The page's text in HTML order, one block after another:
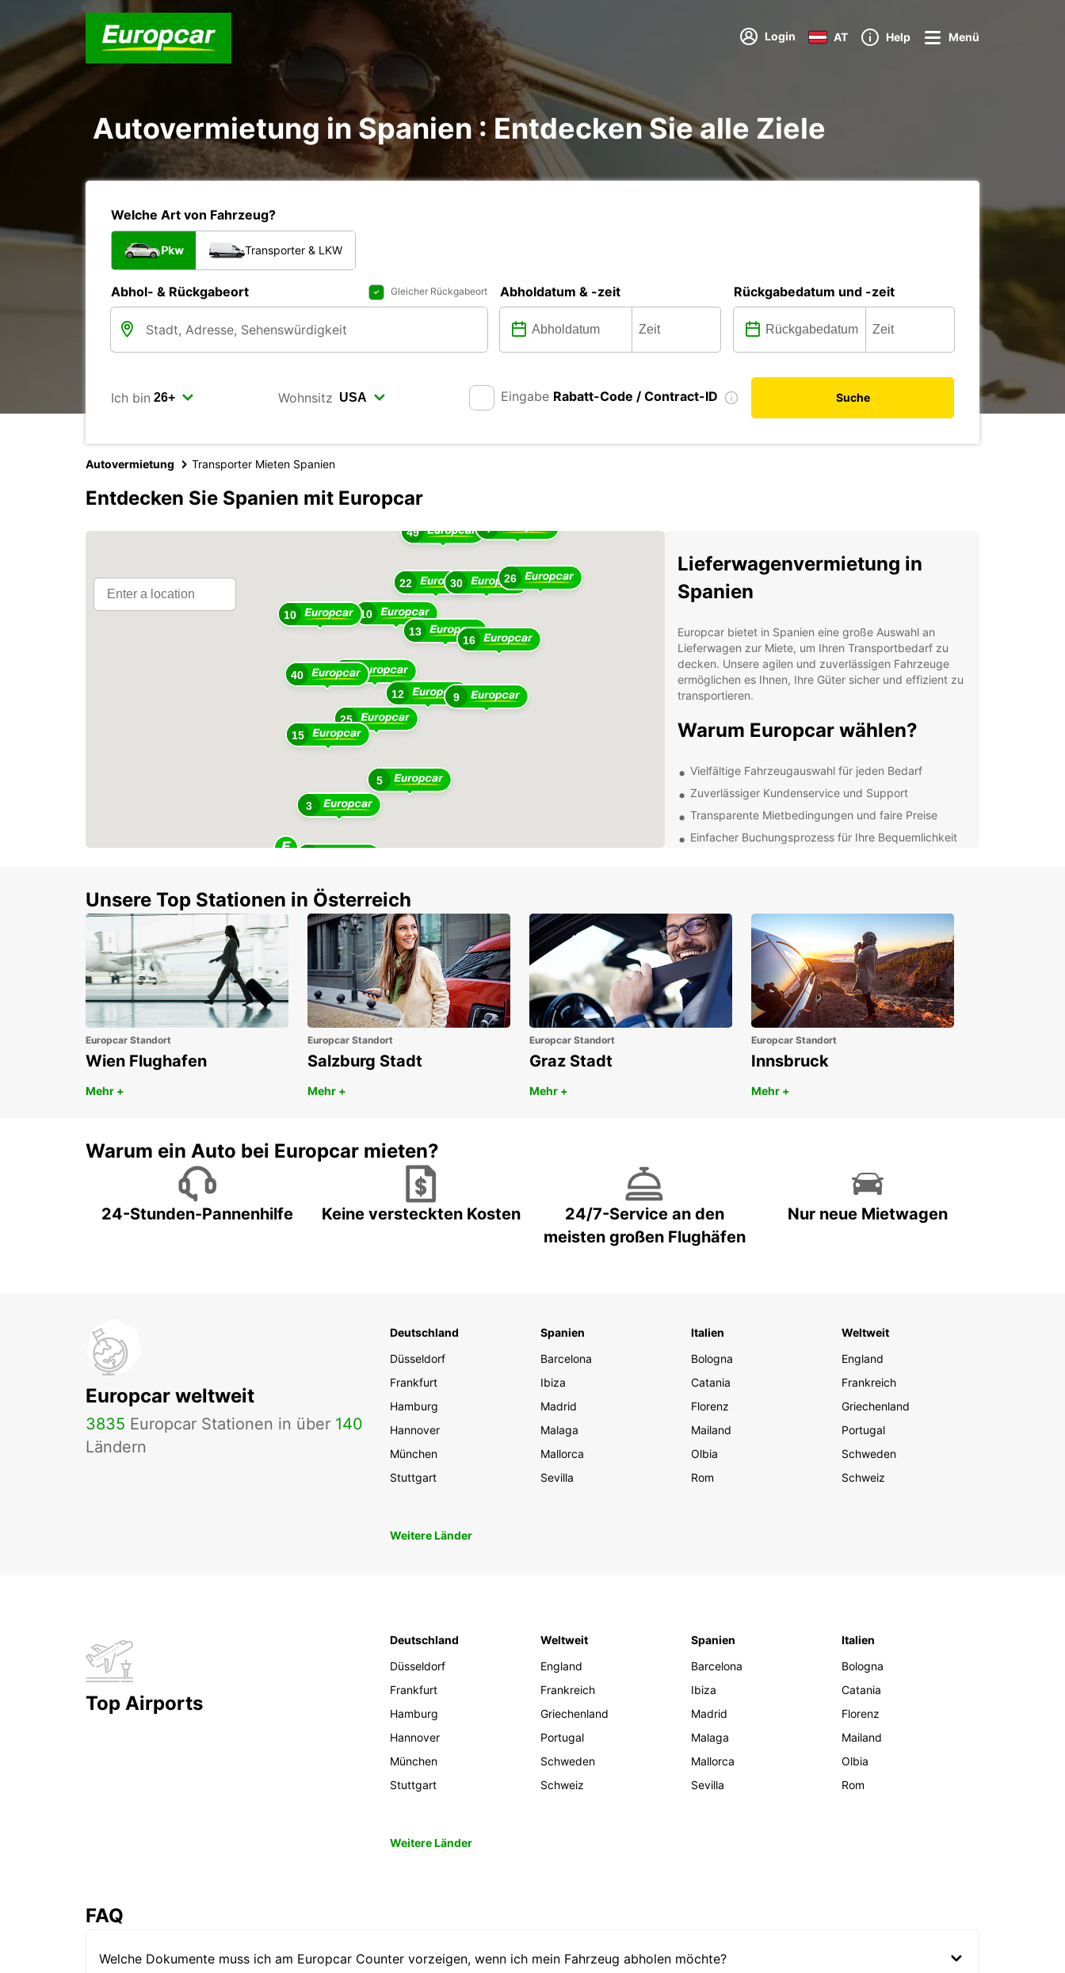
Login AT Help Menü
Autovermietung in Spanien : Entdecken Sie alle Ziele
Welche Art von Fahrzeug?
Pkw Transporter & LKW
Abhol- & Rückgabeort Gleicher Rückgabeort Abholdatum & -zeit Rückgabedatum und -zeit
Ich bin Wohnsitz Eingabe Rabatt-Code / Contract-ID Suche
Autovermietung Transporter Mieten Spanien
Entdecken Sie Spanien mit Europcar
23
25
40
12
15
10
13
10
5
9
22
3
16
30
49
26
4
Lieferwagenvermietung in
Spanien
Europcar bietet in Spanien eine große Auswahl an
Lieferwagen zur Miete, um Ihren Transportbedarf zu
decken. Unsere agilen und zuverlässigen Fahrzeuge
ermöglichen es Ihnen, Ihre Güter sicher und effizient zu
transportieren.
Warum Europcar wählen?
Vielfältige Fahrzeugauswahl für jeden Bedarf
Zuverlässiger Kundenservice und Support
Transparente Mietbedingungen und faire Preise
Einfacher Buchungsprozess für Ihre Bequemlichkeit
Ausrüstung benötigen, Europcar hat die Lösung für Sie.
Von Barcelona bis Madrid, von Valencia bis Sevilla -
Europcar ist Ihr Partner für flexible und zuverlässige
Lieferwagenvermietung in Spanien. Buchen Sie noch
heute und erleben Sie erstklassigen Service und
Qualität!
Unsere Top Stationen in Österreich
Europcar Standort
Wien Flughafen
Mehr +
Europcar Standort
Salzburg Stadt
Mehr +
Europcar Standort
Graz Stadt
Mehr +
Europcar Standort
Innsbruck
Mehr +
Warum ein Auto bei Europcar mieten?
24-Stunden-Pannenhilfe Keine versteckten Kosten
24/7-Service an den
meisten großen Flughäfen
Nur neue Mietwagen
Europcar weltweit
3835 Europcar Stationen in über 140
Ländern
Deutschland
Düsseldorf
Frankfurt
Hamburg
Hannover
München
Stuttgart
Spanien
Barcelona
Ibiza
Madrid
Malaga
Mallorca
Sevilla
Italien
Bologna
Catania
Florenz
Mailand
Olbia
Rom
Weltweit
England
Frankreich
Griechenland
Portugal
Schweden
Schweiz
Weitere Länder
Top Airports
Deutschland
Düsseldorf
Frankfurt
Hamburg
Hannover
München
Stuttgart
Weltweit
England
Frankreich
Griechenland
Portugal
Schweden
Schweiz
Spanien
Barcelona
Ibiza
Madrid
Malaga
Mallorca
Sevilla
Italien
Bologna
Catania
Florenz
Mailand
Olbia
Rom
Weitere Länder
FAQ
Welche Dokumente muss ich am Europcar Counter vorzeigen, wenn ich mein Fahrzeug abholen möchte?